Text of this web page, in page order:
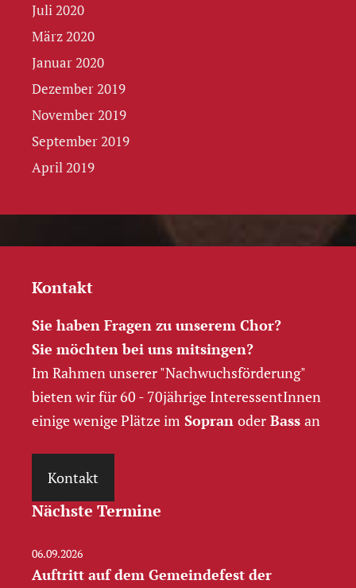
Juli 2020
März 2020
Januar 2020
Dezember 2019
November 2019
September 2019
April 2019
Kontakt
Sie haben Fragen zu unserem Chor?
Sie möchten bei uns mitsingen?
Im Rahmen unserer "Nachwuchs­förderung"
bieten wir für 60 - 70jährige InteressentInnen
einige wenige Plätze im Sopran oder Bass an
Kontakt
Nächste Termine
06.09.2026
Auftritt auf dem Gemeindefest der